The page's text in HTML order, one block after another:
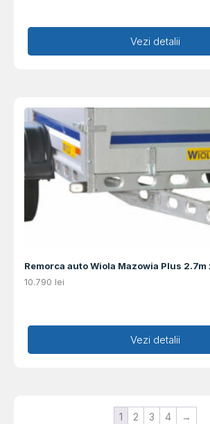
Adaugă în coș
Vezi detalii
Remorca auto Wiola Mazowia Plus 2.7m
10.790 lei
Adaugă în coș
Vezi detalii
1 2 3 4 →